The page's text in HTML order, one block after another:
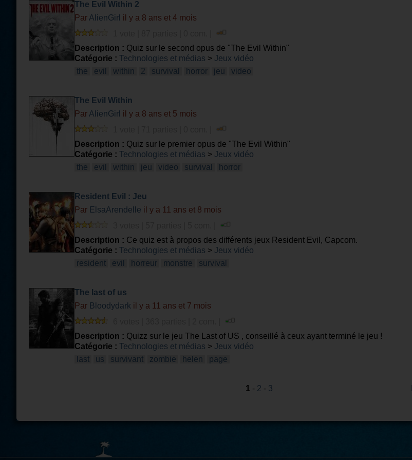
The Evil Within 2
Par AlienGirl il y a 8 ans et 4 mois
Description : Quiz sur le second opus de "The Evil Within"
Catégorie : Technologies et médias > Jeux vidéo
the
evil within 2 survival horror jeu video
The Evil Within
Par AlienGirl il y a 8 ans et 5 mois
Description : Quiz sur le premier opus de "The Evil Within"
Catégorie : Technologies et médias > Jeux vidéo
the
evil within jeu video survival horror
Resident Evil : Jeu
Par ElsaArendelle il y a 11 ans et 8 mois
Description : Ce quiz est à propos des différents jeux Resident Evil, Capcom.
Catégorie : Technologies et médias > Jeux vidéo
resident
evil horreur monstre survival
The last of us
Par Bloodydark il y a 11 ans et 7 mois
Description : Quizz sur le jeu The Last of US , conseillé à ceux ayant terminé le jeu !
Catégorie : Technologies et médias > Jeux vidéo
last
us survivant zombie helen page
1 - 2 - 3